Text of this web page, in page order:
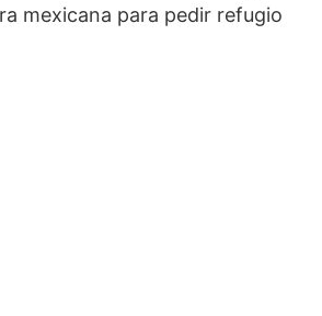
mexicana para pedir refugio